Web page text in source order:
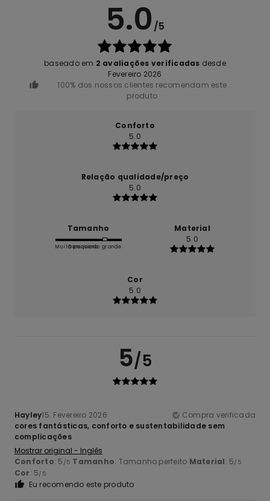
5.0 /5
baseado em 2 avaliações verificadas desde
Fevereiro 2026
100% dos nossos clientes recomendam este
produto
Conforto
5.0
Relação qualidade/preço
5.0
Tamanho
Muito pequeno
Demasiado grande
Material
5.0
Cor
5.0
5/5
Hayley15. Fevereiro 2026
Compra verificada
cores fantásticas, conforto e sustentabilidade sem
complicações
Mostrar original - Inglês
Conforto: 5 /5 Tamanho: Tamanho perfeito Material: 5/5
Cor: 5/5
Eu recomendo este produto